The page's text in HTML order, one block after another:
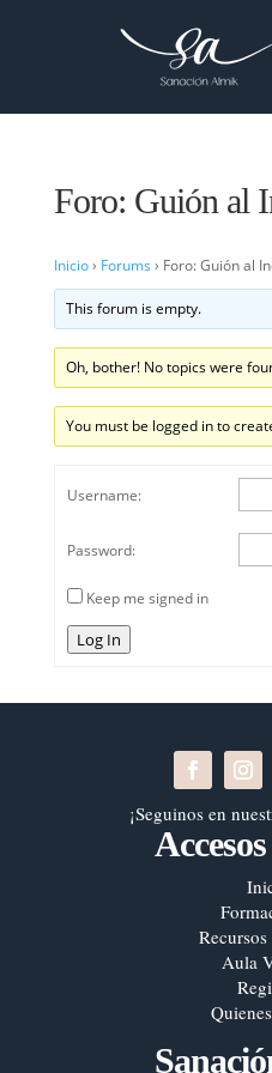
Foro: Guión al
Inicio› Forums › Foro: Guión al
This forum is empty.
Oh, bother! No topics were
You must be logged in to
Username:
Password:
Keep me signed in
Log In
¡Seguinos en
Aula